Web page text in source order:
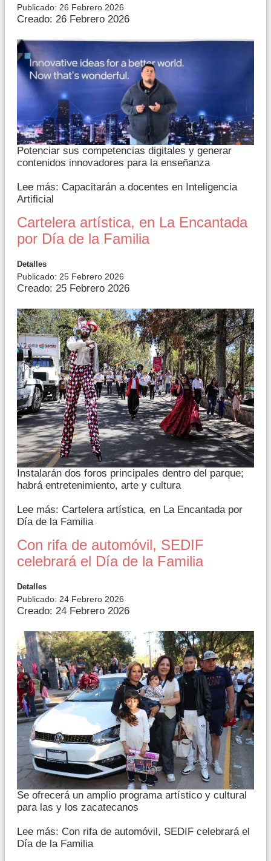
Publicado: 26 Febrero 2026
Creado: 26 Febrero 2026
Potenciar sus competencias digitales y generar
contenidos innovadores para la enseñanza
Lee más: Capacitarán a docentes en Inteligencia
Artificial
Cartelera artística, en La Encantada
por Día de la Familia
Detalles
Publicado: 25 Febrero 2026
Creado: 25 Febrero 2026
Instalarán dos foros principales dentro del parque;
habrá entretenimiento, arte y cultura
Lee más: Cartelera artística, en La Encantada por
Día de la Familia
Con rifa de automóvil, SEDIF
celebrará el Día de la Familia
Detalles
Publicado: 24 Febrero 2026
Creado: 24 Febrero 2026
Se ofrecerá un amplio programa artístico y cultural
para las y los zacatecanos
Lee más: Con rifa de automóvil, SEDIF celebrará el
Día de la Familia